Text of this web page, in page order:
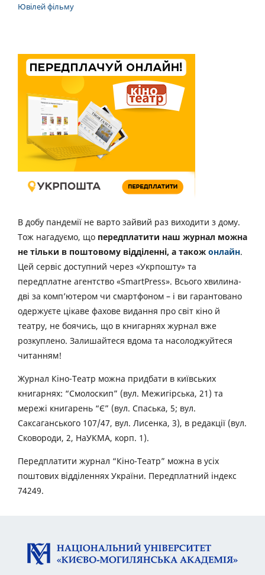
Ювілей фільму
В добу пандемії не варто зайвий раз виходити з дому.
Тож нагадуємо, що передплатити наш журнал можна
не тільки в поштовому відділенні, а також онлайн.
Цей сервіс доступний через «Укрпошту» та
передплатне агентство «SmartPress». Всього хвилина-
дві за комп’ютером чи смартфоном – і ви гарантовано
одержуєте цікаве фахове видання про світ кіно й
театру, не боячись, що в книгарнях журнал вже
розкуплено. Залишайтеся вдома та насолоджуйтеся
читанням!
Журнал Кіно-Театр можна придбати в київських
книгарнях: “Смолоскип” (вул. Межигірська, 21) та
мережі книгарень “Є” (вул. Спаська, 5; вул.
Саксаганського 107/47, вул. Лисенка, 3), в редакції (вул.
Сковороди, 2, НаУКМА, корп. 1).
Передплатити журнал “Кіно-Театр” можна в усіх
поштових відділеннях України. Передплатний індекс
74249.